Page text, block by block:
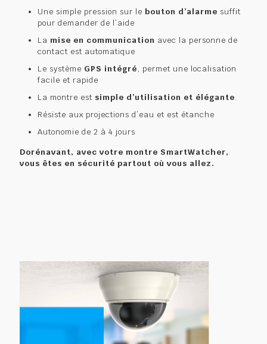
Une simple pression sur le bouton d’alarme suffit
pour demander de l’aide
La mise en communication avec la personne de
contact est automatique
Le système GPS intégré, permet une localisation
facile et rapide
La montre est simple d’utilisation et élégante.
Résiste aux projections d’eau et est étanche
Autonomie de 2 à 4 jours
Dorénavant, avec votre montre SmartWatcher,
vous êtes en sécurité partout où vous allez.